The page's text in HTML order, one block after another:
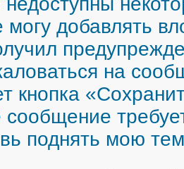
могу добавлять
на
кнопка
поднять мою